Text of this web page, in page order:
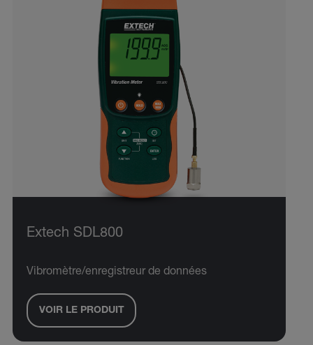
Extech SDL800
Vibromètre/enregistreur de données
VOIR LE PRODUIT